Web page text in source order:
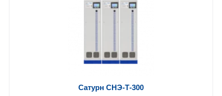
Сатурн СНЭ-Т-300